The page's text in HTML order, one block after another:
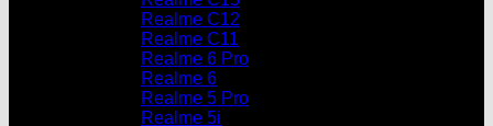
Realme C12
Realme C11
Realme 6 Pro
Realme 6
Realme 5 Pro
Realme 5i